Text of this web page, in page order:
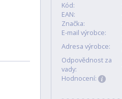
Kód:
EAN:
Značka:
E-mail výrobce:
Adresa výrobce:
Odpovědnost za
vady:
Hodnocení: